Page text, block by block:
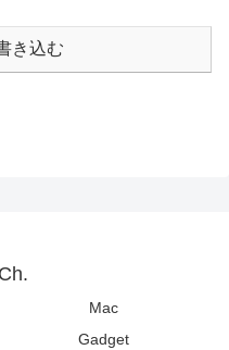
き込む
Mac
Gadget